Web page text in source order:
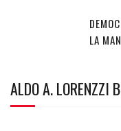
LA
ALDO A. LORENZZI